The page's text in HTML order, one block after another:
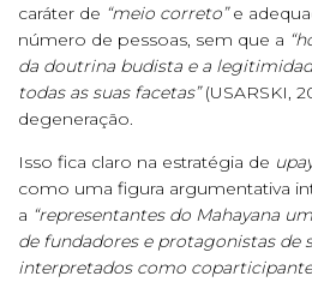
caráter de “meio correto”e
número de pessoas, sem que a
da doutrina budista e a
todas as suas facetas”(USARSKI,
degeneração.
Isso fica claro na estratégia de
como uma figura argumentativa
a “representantes do Mahayana
de fundadores e protagonistas de
interpretados como